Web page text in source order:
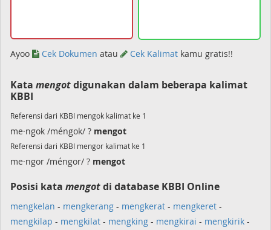
Ayoo Cek Dokumen atau Cek Kalimat kamu gratis!!
Kata mengotdigunakan dalam beberapa kalimat
KBBI
Referensi dari KBBI mengok kalimat ke 1
me·ngok /méngok/ ? mengot
Referensi dari KBBI mengor kalimat ke 1
me·ngor /méngor/ ? mengot
Posisi kata mengotdi database KBBI Online
mengkelan - mengkerang - mengkerat - mengkeret -
mengkilap - mengkilat - mengking - mengkirai - mengkirik -